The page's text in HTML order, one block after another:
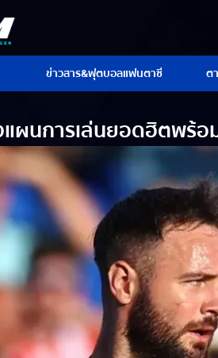
ข่าวสาร&ฟุตบอลแฟนตาซี ต
แผนการเล่นยอดฮิตพร้อ